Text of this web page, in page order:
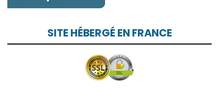
SITE HÉBERGÉ EN FRANCE